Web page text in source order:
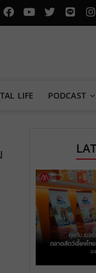
f
b
y
c
o
m
x
m
l
.
i
LIFE PODCAST